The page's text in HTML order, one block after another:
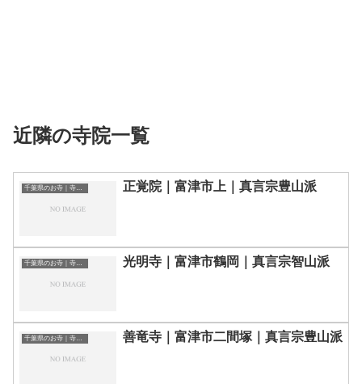
近隣の寺院一覧
千葉県のお寺｜寺院一覧 正覚院｜富津市上｜真言宗豊山派
千葉県のお寺｜寺院一覧 光明寺｜富津市鶴岡｜真言宗智山派
千葉県のお寺｜寺院一覧 善竜寺｜富津市二間塚｜真言宗豊山派